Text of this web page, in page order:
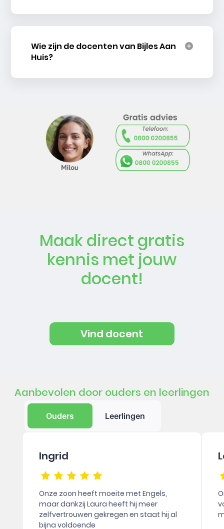
Wie zijn de docenten van Bijles Aan
Huis?
Maak direct gratis
kennis met jouw
docent!
Vind docent
Aanbevolen door ouders en leerlingen
Ouders Leerlingen
Ingrid
Onze zoon heeft moeite met Engels,
maar dankzij Laura heeft hij meer
zelfvertrouwen gekregen en staat hij al
bijna voldoende